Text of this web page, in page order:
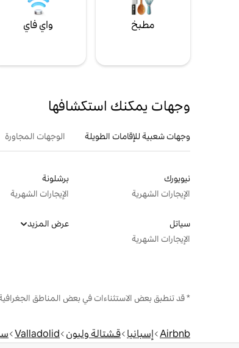
مطبخ واي فاي
وجهات يمكنك استكشافها
وجهات شعبية للإقامات الطويلة الوجهات المجاورة
نيويورك
الإيجارات الشهرية
برشلونة
الإيجارات الشهرية
سياتل
الإيجارات الشهرية
عرض المزيد
* قد تنطبق بعض الاستثناءات في بعض المناطق
Airbnb إسبانيا قـشتالة وليون Valladolid